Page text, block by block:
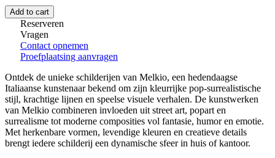
In
vino
veritas
quantity
Add to cart
Reserveren
Vragen
Contact opnemen
Proefplaatsing aanvragen
Ontdek de unieke schilderijen van Melkio, een hedendaagse
Italiaanse kunstenaar bekend om zijn kleurrijke pop-surrealistische
stijl, krachtige lijnen en speelse visuele verhalen. De kunstwerken
van Melkio combineren invloeden uit street art, popart en
surrealisme tot moderne composities vol fantasie, humor en emotie.
Met herkenbare vormen, levendige kleuren en creatieve details
brengt iedere schilderij een dynamische sfeer in huis of kantoor.